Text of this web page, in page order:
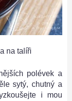
na talíři
polévek a
sytý, chutný a
i mou